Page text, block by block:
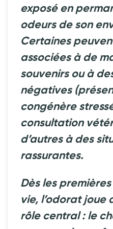
exposé en
odeurs de son
Certaines
associées à de
souvenirs ou à
négatives
congénère
consultation
d’autres à des
rassurantes.
Dès les
vie, l’odorat joue
rôle central : le